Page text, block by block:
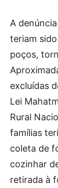
A
teriam
poços,
excluídas
Lei
Rural
famílias
coleta de
cozinhar
retirada à